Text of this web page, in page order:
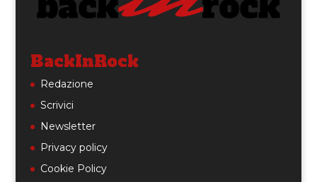
BackInRock
Redazione
Scrivici
Newsletter
Privacy policy
Cookie Policy